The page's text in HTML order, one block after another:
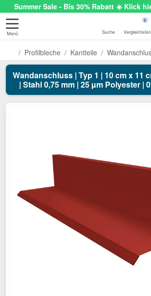
Summer Sale - Bis 30% Rabatt ☀️ Klick
Menü Suche
0
Profilbleche Kantteile
Wandanschluss | Typ 1 | 10 cm x 11
| Stahl 0,75 mm | 25 µm Polyester |